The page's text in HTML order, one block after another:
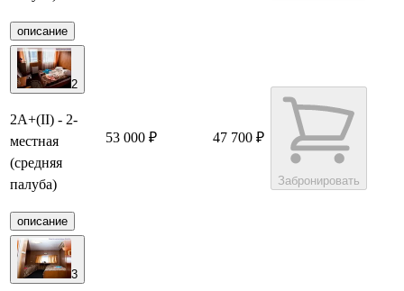
описание
2
2А+(II) - 2-
местная
(средняя
палуба)
описание
53 000 ₽ 47 700 ₽
Забронировать
3